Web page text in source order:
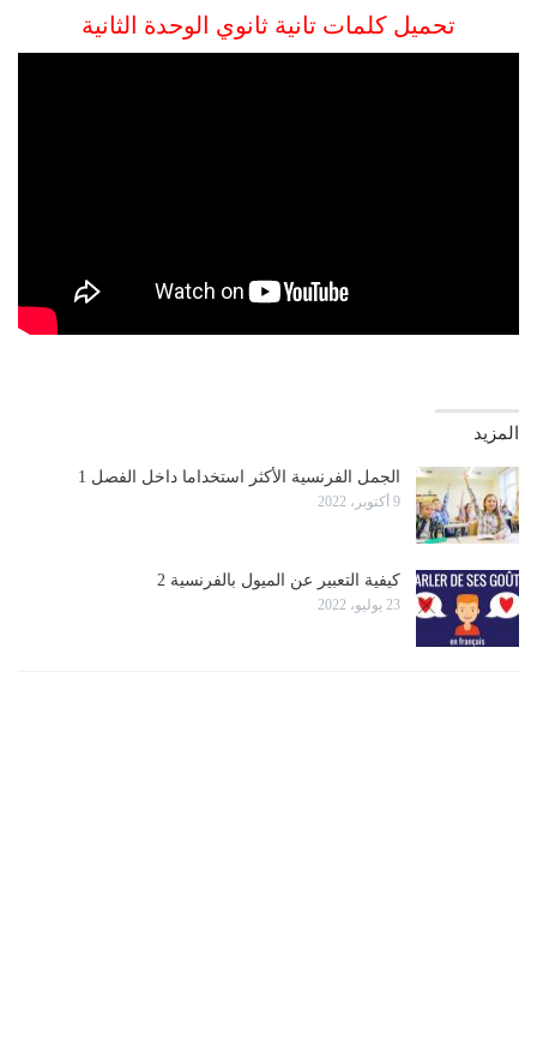
تحميل كلمات تانية ثانوي الوحدة الثانية
المزيد
الجمل الفرنسية الأكثر استخداما داخل الفصل 1
9 أكتوبر، 2022
كيفية التعبير عن الميول بالفرنسية 2
23 يوليو، 2022